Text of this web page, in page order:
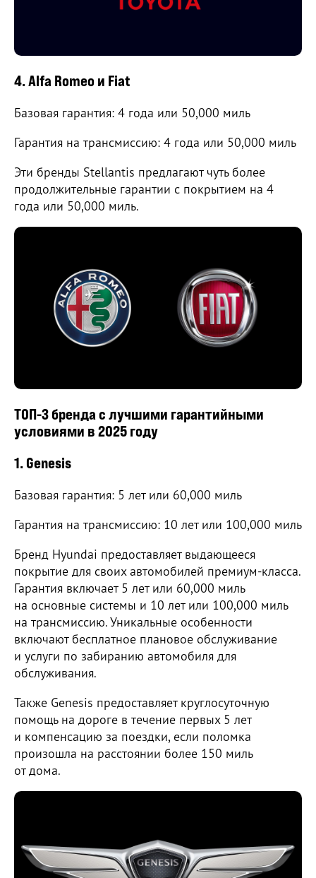
4. Alfa Romeo и Fiat
Базовая гарантия: 4 года или 50,000 миль
Гарантия на трансмиссию: 4 года или 50,000 миль
Эти бренды Stellantis предлагают чуть более
продолжительные гарантии с покрытием на 4
года или 50,000 миль.
ТОП-3 бренда с лучшими гарантийными
условиями в 2025 году
1. Genesis
Базовая гарантия: 5 лет или 60,000 миль
Гарантия на трансмиссию: 10 лет или 100,000 миль
Бренд Hyundai предоставляет выдающееся
покрытие для своих автомобилей премиум-класса.
Гарантия включает 5 лет или 60,000 миль
на основные системы и 10 лет или 100,000 миль
на трансмиссию. Уникальные особенности
включают бесплатное плановое обслуживание
и услуги по забиранию автомобиля для
обслуживания.
Также Genesis предоставляет круглосуточную
помощь на дороге в течение первых 5 лет
и компенсацию за поездки, если поломка
произошла на расстоянии более 150 миль
от дома.